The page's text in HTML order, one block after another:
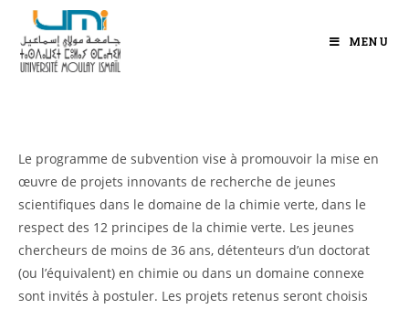
MENU
Le programme de subvention vise à promouvoir la mise en
œuvre de projets innovants de recherche de jeunes
scientifiques dans le domaine de la chimie verte, dans le
respect des 12 principes de la chimie verte. Les jeunes
chercheurs de moins de 36 ans, détenteurs d’un doctorat
(ou l’équivalent) en chimie ou dans un domaine connexe
sont invités à postuler. Les projets retenus seront choisis